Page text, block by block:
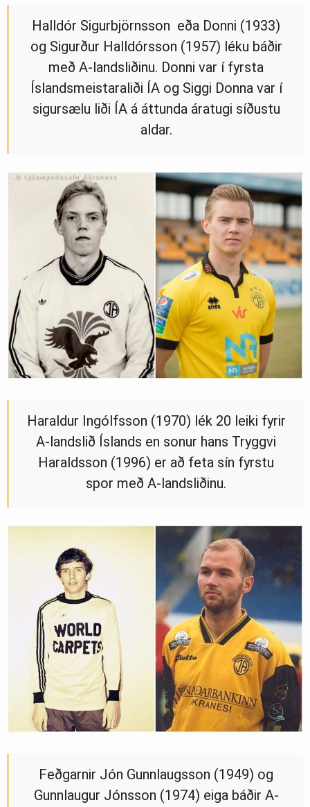
Halldór Sigurbjörnsson eða Donni (1933)
og Sigurður Halldórsson (1957) léku báðir
með A-landsliðinu. Donni var í fyrsta
Íslandsmeistaraliði ÍA og Siggi Donna var í
sigursælu liði ÍA á áttunda áratugi síðustu
aldar.
Haraldur Ingólfsson (1970) lék 20 leiki fyrir
A-landslið Íslands en sonur hans Tryggvi
Haraldsson (1996) er að feta sín fyrstu
spor með A-landsliðinu.
Feðgarnir Jón Gunnlaugsson (1949) og
Gunnlaugur Jónsson (1974) eiga báðir A-